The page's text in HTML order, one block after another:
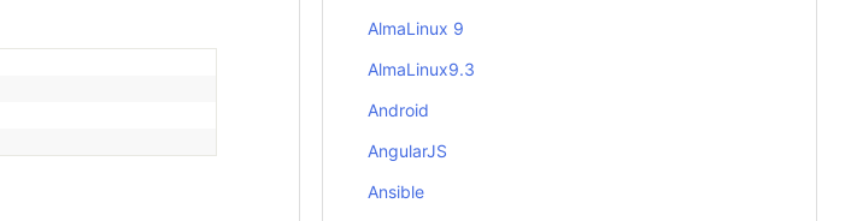
AlmaLinux 9
AlmaLinux9.3
Android
AngularJS
Ansible